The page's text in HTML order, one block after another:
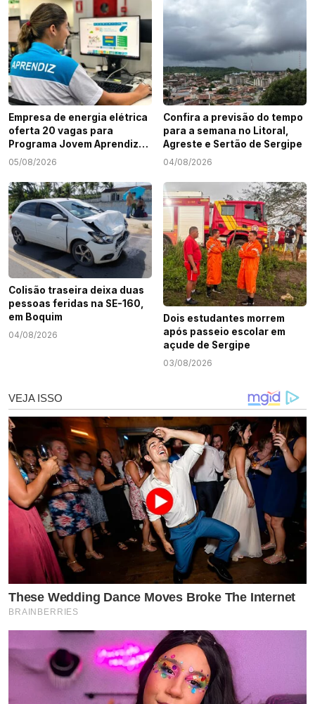
Empresa de energia elétrica
oferta 20 vagas para
Programa Jovem Aprendiz
em Sergipe
05/08/2026
Confira a previsão do tempo
para a semana no Litoral,
Agreste e Sertão de Sergipe
04/08/2026
Colisão traseira deixa duas
pessoas feridas na SE-160,
em Boquim
04/08/2026
Dois estudantes morrem
após passeio escolar em
açude de Sergipe
03/08/2026